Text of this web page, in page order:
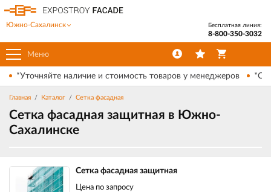
Меню
Южно-Сахалинск Бесплатная линия:
8-800-350-3032
*Уточняйте наличие и стоимость товаров у менеджеров
Главная Каталог Сетка фасадная
Сетка фасадная защитная в Южно-
Сахалинске
Сетка фасадная защитная
Цена по запросу